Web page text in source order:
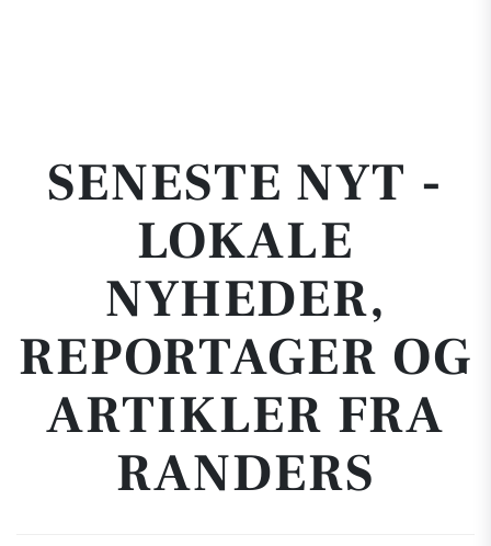
SENESTE NYT -
LOKALE
NYHEDER,
REPORTAGER OG
ARTIKLER FRA
RANDERS